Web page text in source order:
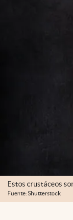
Estos crustáceos
Fuente: Shutterstock